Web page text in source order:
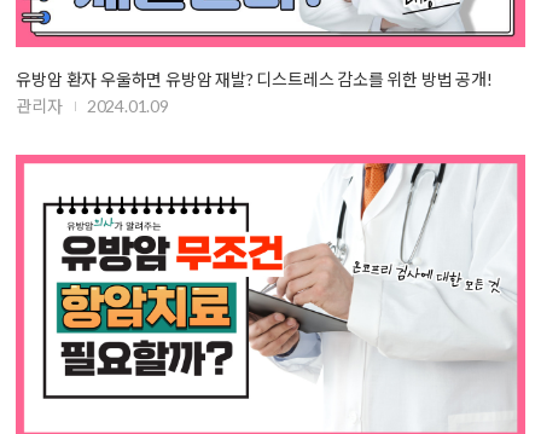
유방암 환자 우울하면 유방암 재발? 디스트레스 감소를 위한 방법 공개!
관리자
2024.01.09